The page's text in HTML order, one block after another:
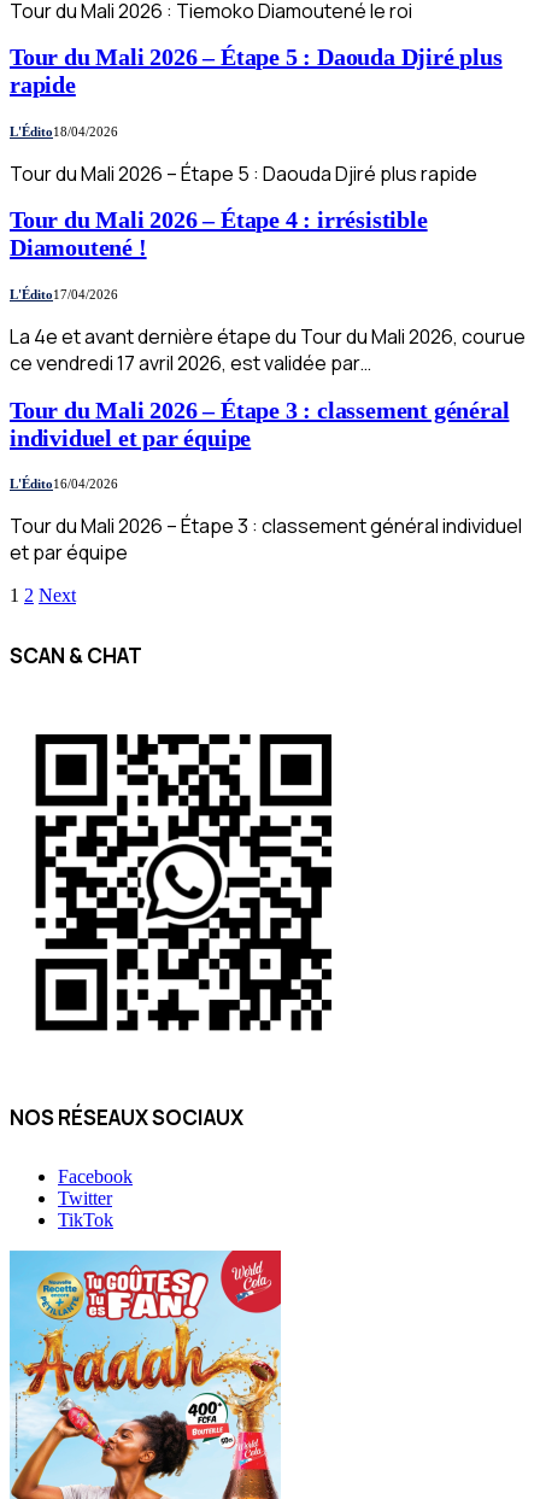
Tour du Mali 2026 : Tiemoko Diamoutené le roi
Tour du Mali 2026 – Étape 5 : Daouda Djiré plus
rapide
L'Édito18/04/2026
Tour du Mali 2026 – Étape 5 : Daouda Djiré plus rapide
Tour du Mali 2026 – Étape 4 : irrésistible
Diamoutené !
L'Édito17/04/2026
La 4e et avant dernière étape du Tour du Mali 2026, courue
ce vendredi 17 avril 2026, est validée par…
Tour du Mali 2026 – Étape 3 : classement général
individuel et par équipe
L'Édito16/04/2026
Tour du Mali 2026 – Étape 3 : classement général individuel
et par équipe
1 2 Next
SCAN & CHAT
NOS RÉSEAUX SOCIAUX
Facebook
Twitter
TikTok